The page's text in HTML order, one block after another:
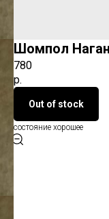
Шомпол
780
р.
Out of stock
состояние хорошее